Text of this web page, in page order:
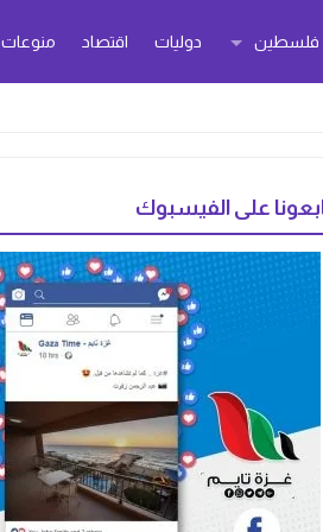
فلسطين دوليات اقتصاد منوعات
على الفيسبوك